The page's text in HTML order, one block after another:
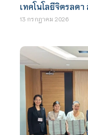
เทคโนโลยีจิตรลด
13 กรกฎาคม 2026